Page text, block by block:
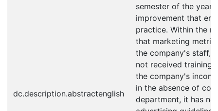
dc.description.abstractenglish
semester of the year
improvement that
practice. Within the
that marketing
the company's staff,
not received training
the company's
in the absence of
department, it has